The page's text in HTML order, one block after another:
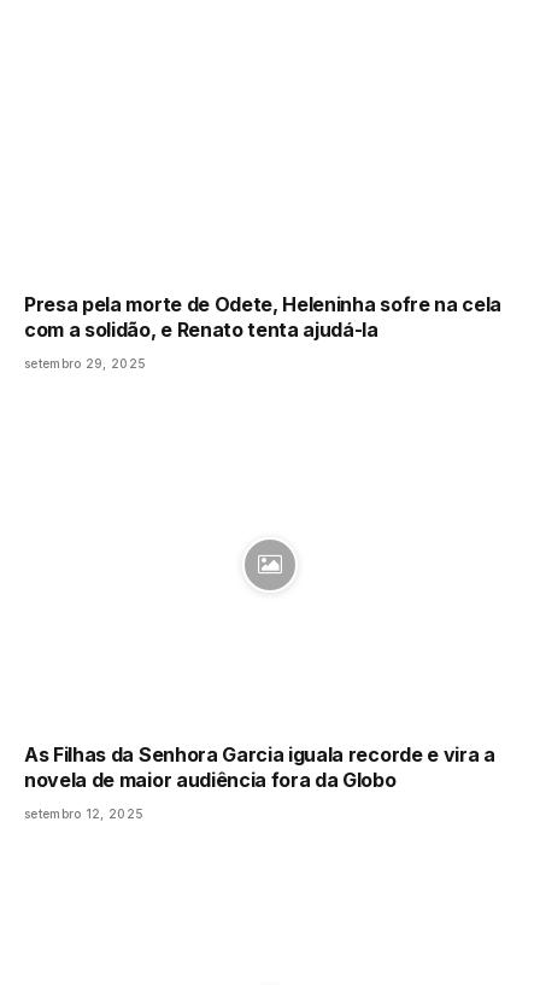
Presa pela morte de Odete, Heleninha sofre na cela
com a solidão, e Renato tenta ajudá-la
setembro 29, 2025
As Filhas da Senhora Garcia iguala recorde e vira a
novela de maior audiência fora da Globo
setembro 12, 2025